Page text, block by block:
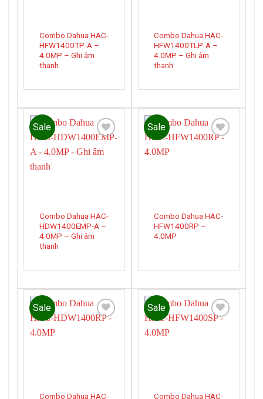
Combo Dahua HAC-
HFW1400TP-A –
4.0MP – Ghi âm
thanh
Combo Dahua HAC-
HFW1400TLP-A –
4.0MP – Ghi âm
thanh
Sale
wishlist
Combo Dahua HAC-
HDW1400EMP-A –
4.0MP – Ghi âm
thanh
Sale
Combo Dahua HAC-
HFW1400RP –
4.0MP
Sale
Combo Dahua HAC-
Sale
Combo Dahua HAC-